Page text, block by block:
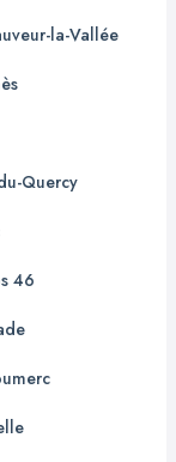
la-Vallée
Quercy
46